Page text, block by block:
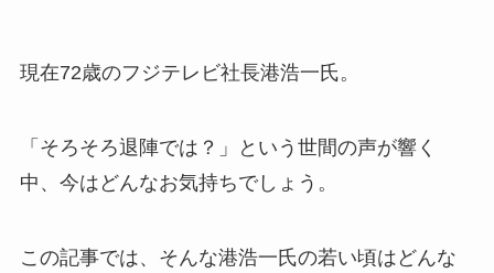
現在72歳のフジテレビ社長港浩一氏。
「そろそろ退陣では？」という世間の声が響く
中、今はどんなお気持ちでしょう。
この記事では、そんな港浩一氏の若い頃はどんな